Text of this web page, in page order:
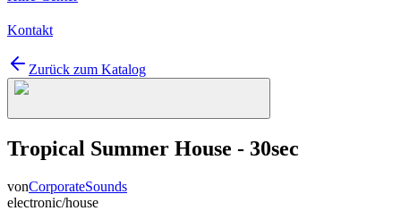
Kontakt
Zurück zum Katalog
Tropical Summer House - 30sec
vonCorporateSounds
electronic/house